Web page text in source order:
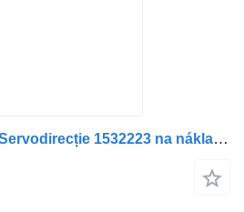
Hadica Țeavă de Ulei Servodirecție 1532223 na nákladného auta Scania – Coduri